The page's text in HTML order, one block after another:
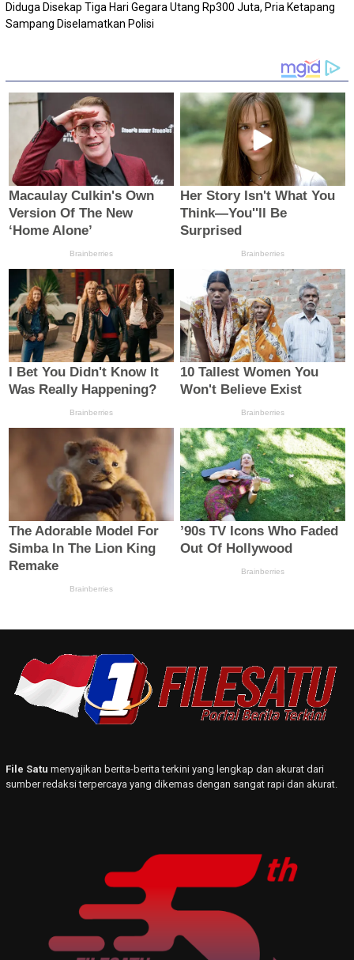
Diduga Disekap Tiga Hari Gegara Utang Rp300 Juta, Pria Ketapang
Sampang Diselamatkan Polisi
File Satu menyajikan berita-berita terkini yang lengkap dan akurat dari
sumber redaksi terpercaya yang dikemas dengan sangat rapi dan akurat.